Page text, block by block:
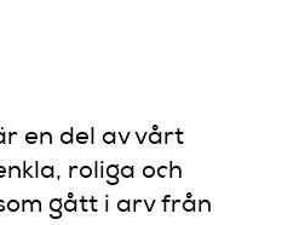
en del av vårt
roliga och
gått i arv från